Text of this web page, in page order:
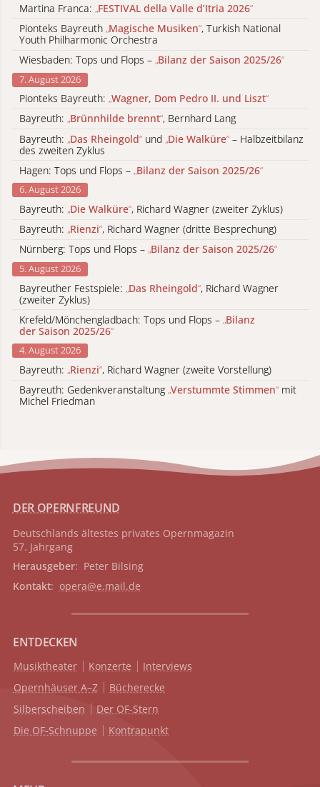
Martina Franca: „FESTIVAL della Valle d’Itria 2026“
Pionteks Bayreuth „Magische Musiken“, Turkish National
Youth Philharmonic Orchestra
Wiesbaden: Tops und Flops – „Bilanz der Saison 2025/26“
7. August 2026
Pionteks Bayreuth: „Wagner, Dom Pedro II. und Liszt“
Bayreuth: „Brünnhilde brennt“, Bernhard Lang
Bayreuth: „Das Rheingold“ und „Die Walküre“ – Halbzeitbilanz
des zweiten Zyklus
Hagen: Tops und Flops – „Bilanz der Saison 2025/26“
6. August 2026
Bayreuth: „Die Walküre“, Richard Wagner (zweiter Zyklus)
Bayreuth: „Rienzi“, Richard Wagner (dritte Besprechung)
Nürnberg: Tops und Flops – „Bilanz der Saison 2025/26“
5. August 2026
Bayreuther Festspiele: „Das Rheingold“, Richard Wagner
(zweiter Zyklus)
Krefeld/Mönchengladbach: Tops und Flops – „Bilanz
der Saison 2025/26“
4. August 2026
Bayreuth: „Rienzi“, Richard Wagner (zweite Vorstellung)
Bayreuth: Gedenkveranstaltung „Verstummte Stimmen“ mit
Michel Friedman
DER OPERNFREUND
Deutschlands ältestes privates Opernmagazin
57. Jahrgang
Herausgeber: Peter Bilsing
Kontakt: opera@e.mail.de
ENTDECKEN
Musiktheater Konzerte
Interviews
Opernhäuser A–Z
Bücherecke
Silberscheiben
Der OF-Stern
Die OF-Schnuppe
Kontrapunkt